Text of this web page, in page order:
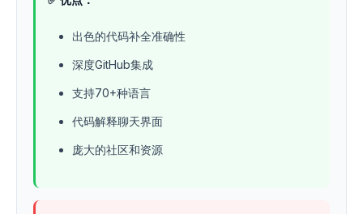
出色的代码补全准确性
深度GitHub集成
支持70+种语言
代码解释聊天界面
庞大的社区和资源